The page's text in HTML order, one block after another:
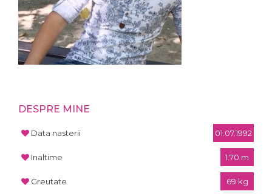
DESPRE MINE
Data nasterii 01.07.1992
Inaltime 1.70 m
Greutate 69 kg